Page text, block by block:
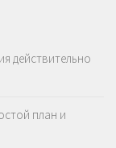
действительно
план и